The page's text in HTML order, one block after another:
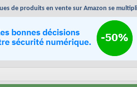
de produits en vente sur Amazon se